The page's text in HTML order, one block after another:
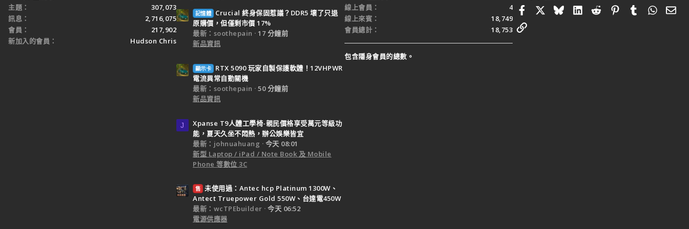
主題
307,073
訊息
2,716,075
會員
217,902
新加入的會員
Hudson Chris
記憶體
Crucial 終身保固惹議？DDR5 壞了只退
原購價，但僅剩市價 17%
最新：soothepain
17 分鐘前
新品資訊
顯示卡
RTX 5090 玩家自製保護軟體！12VHPWR
電流異常自動關機
最新：soothepain
50 分鐘前
新品資訊
J
Xpanse T9人體工學椅-親民價格享受萬元等級功
能，夏天久坐不悶熱，辦公娛樂皆宜
最新：johnuahuang
今天 08:01
新型 Laptop / iPad / Note Book 及 Mobile
Phone 等數位 3C
售 未使用過：Antec hcp Platinum 1300W、
Antect Truepower Gold 550W、台達電450W
最新：wcTPEbuilder
今天 06:52
電源供應器
線上會員
4
線上來賓
18,749
會員總計
18,753
包含隱身會員的總數。
FacebookBlueskyLinkedIn
RedditPinterestTumblr 電
連結